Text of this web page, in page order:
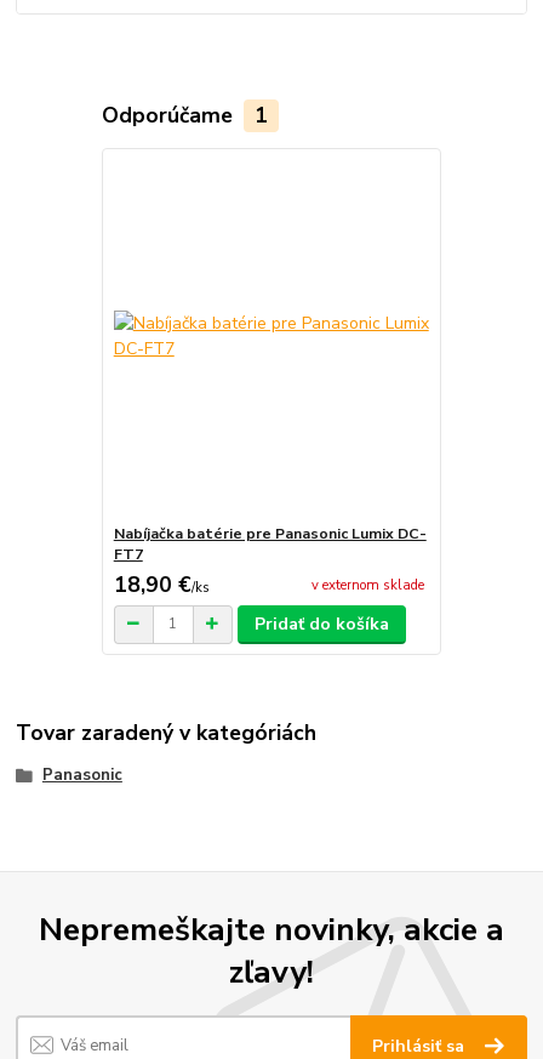
Odporúčame 1
Nabíjačka batérie pre Panasonic Lumix DC-
FT7
18,90 €/ks v externom sklade
Pridať do košíka
Tovar zaradený v kategóriách
Panasonic
Nepremeškajte novinky, akcie a
zľavy!
Prihlásiť sa